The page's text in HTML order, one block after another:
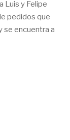
Luis y Felipe
pedidos que
se encuentra a